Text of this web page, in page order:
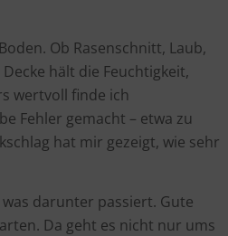
Ob Rasenschnitt, Laub,
hält die Feuchtigkeit,
wertvoll finde ich
Fehler gemacht – etwa zu
hat mir gezeigt, wie sehr
darunter passiert. Gute
Da geht es nicht nur ums